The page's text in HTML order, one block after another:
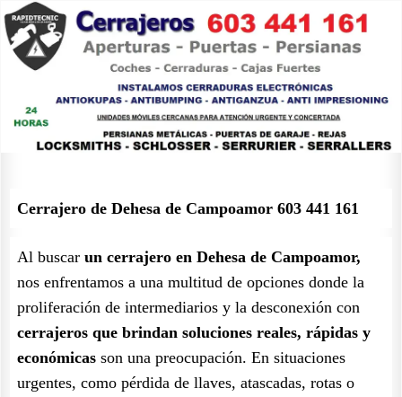
Cerrajero de Dehesa de Campoamor 603 441 161
Al buscar un cerrajero en Dehesa de Campoamor,
nos enfrentamos a una multitud de opciones donde la
proliferación de intermediarios y la desconexión con
cerrajeros que brindan soluciones reales, rápidas y
económicas son una preocupación. En situaciones
urgentes, como pérdida de llaves, atascadas, rotas o